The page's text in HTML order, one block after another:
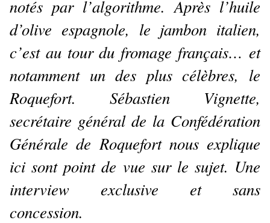
notés par l’algorithme. Après l’huile
d’olive espagnole, le jambon italien,
c’est au tour du fromage français… et
notamment un des plus célèbres, le
Roquefort. Sébastien Vignette,
secrétaire général de la Confédération
Générale de Roquefort nous explique
ici sont point de vue sur le sujet. Une
interview exclusive et sans
concession.